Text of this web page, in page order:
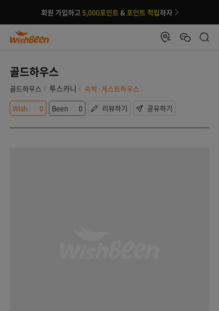
회원 가입하고 5,000포인트 &포인트 적립하자
골드하우스
골드하우스 투스카니
숙박·게스트하우스
Wish
0 Been 0 리뷰하기 공유하기